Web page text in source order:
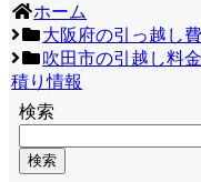
ホーム
大阪府の引っ越し
吹田市の引越し料
積り情報
検索
検索